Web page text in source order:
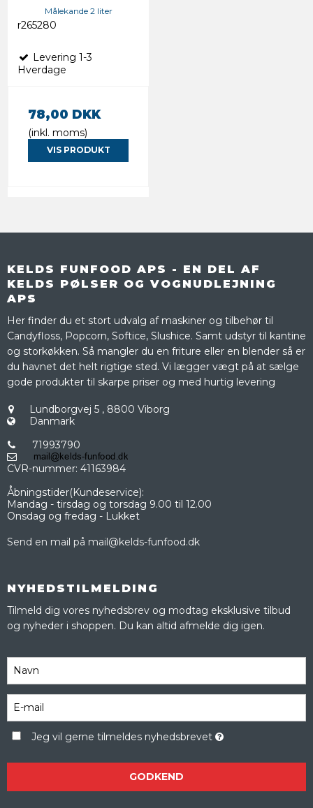
Målekande 2 liter
r265280
Levering 1-3
Hverdage
78,00 DKK
(inkl. moms)
VIS PRODUKT
KELDS FUNFOOD APS - EN DEL AF
KELDS PØLSER OG VOGNUDLEJNING
APS
Her finder du et stort udvalg af maskiner og tilbehør til
Candyfloss, Popcorn, Softice, Slushice. Samt udstyr til kantine
og storkøkken. Så mangler du en friture eller en blender så er
du havnet det helt rigtige sted. Vi lægger vægt på at sælge
gode produkter til skarpe priser og med hurtig levering
Lundborgvej 5 , 8800 Viborg
Danmark
71993790
CVR-nummer: 41163984
Åbningstider(Kundeservice):
Mandag - tirsdag og torsdag 9.00 til 12.00
Onsdag og fredag - Lukket
Send en mail på mail@kelds-funfood.dk
NYHEDSTILMELDING
Tilmeld dig vores nyhedsbrev og modtag eksklusive tilbud
og nyheder i shoppen. Du kan altid afmelde dig igen.
Jeg vil gerne tilmeldes nyhedsbrevet
GODKEND